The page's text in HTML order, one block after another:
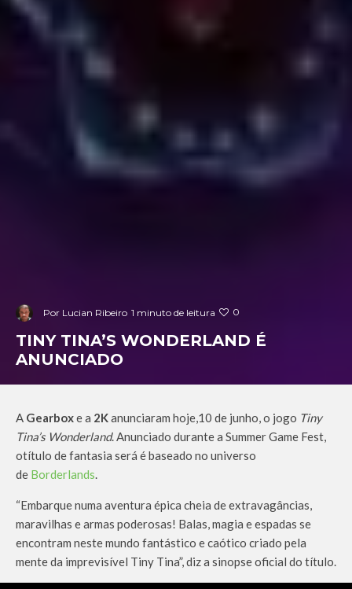
Por Lucian Ribeiro 1 minuto de leitura 0
TINY TINA’S WONDERLAND É
ANUNCIADO
A Gearboxe a 2Kanunciaram hoje,10 de junho, o jogo Tiny
Tina’s Wonderland. Anunciado durante a Summer Game Fest,
otítulo de fantasia será é baseado no universo
de Borderlands.
“Embarque numa aventura épica cheia de extravagâncias,
maravilhas e armas poderosas! Balas, magia e espadas se
encontram neste mundo fantástico e caótico criado pela
mente da imprevisível Tiny Tina”, diz a sinopse oficial do título.